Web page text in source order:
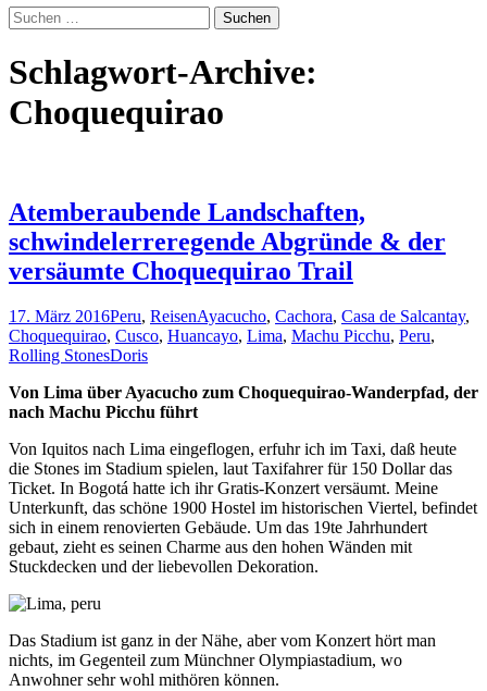
Suchen
nach:
Schlagwort-Archive:
Choquequirao
Atemberaubende Landschaften,
schwindelerreregende Abgründe & der
versäumte Choquequirao Trail
17. März 2016Peru, ReisenAyacucho, Cachora, Casa de Salcantay,
Choquequirao, Cusco, Huancayo, Lima, Machu Picchu, Peru,
Rolling StonesDoris
Von Lima über Ayacucho zum Choquequirao-Wanderpfad, der
nach Machu Picchu führt
Von Iquitos nach Lima eingeflogen, erfuhr ich im Taxi, daß heute
die Stones im Stadium spielen, laut Taxifahrer für 150 Dollar das
Ticket. In Bogotá hatte ich ihr Gratis-Konzert versäumt. Meine
Unterkunft, das schöne 1900 Hostel im historischen Viertel, befindet
sich in einem renovierten Gebäude. Um das 19te Jahrhundert
gebaut, zieht es seinen Charme aus den hohen Wänden mit
Stuckdecken und der liebevollen Dekoration.
Das Stadium ist ganz in der Nähe, aber vom Konzert hört man
nichts, im Gegenteil zum Münchner Olympiastadium, wo
Anwohner sehr wohl mithören können.